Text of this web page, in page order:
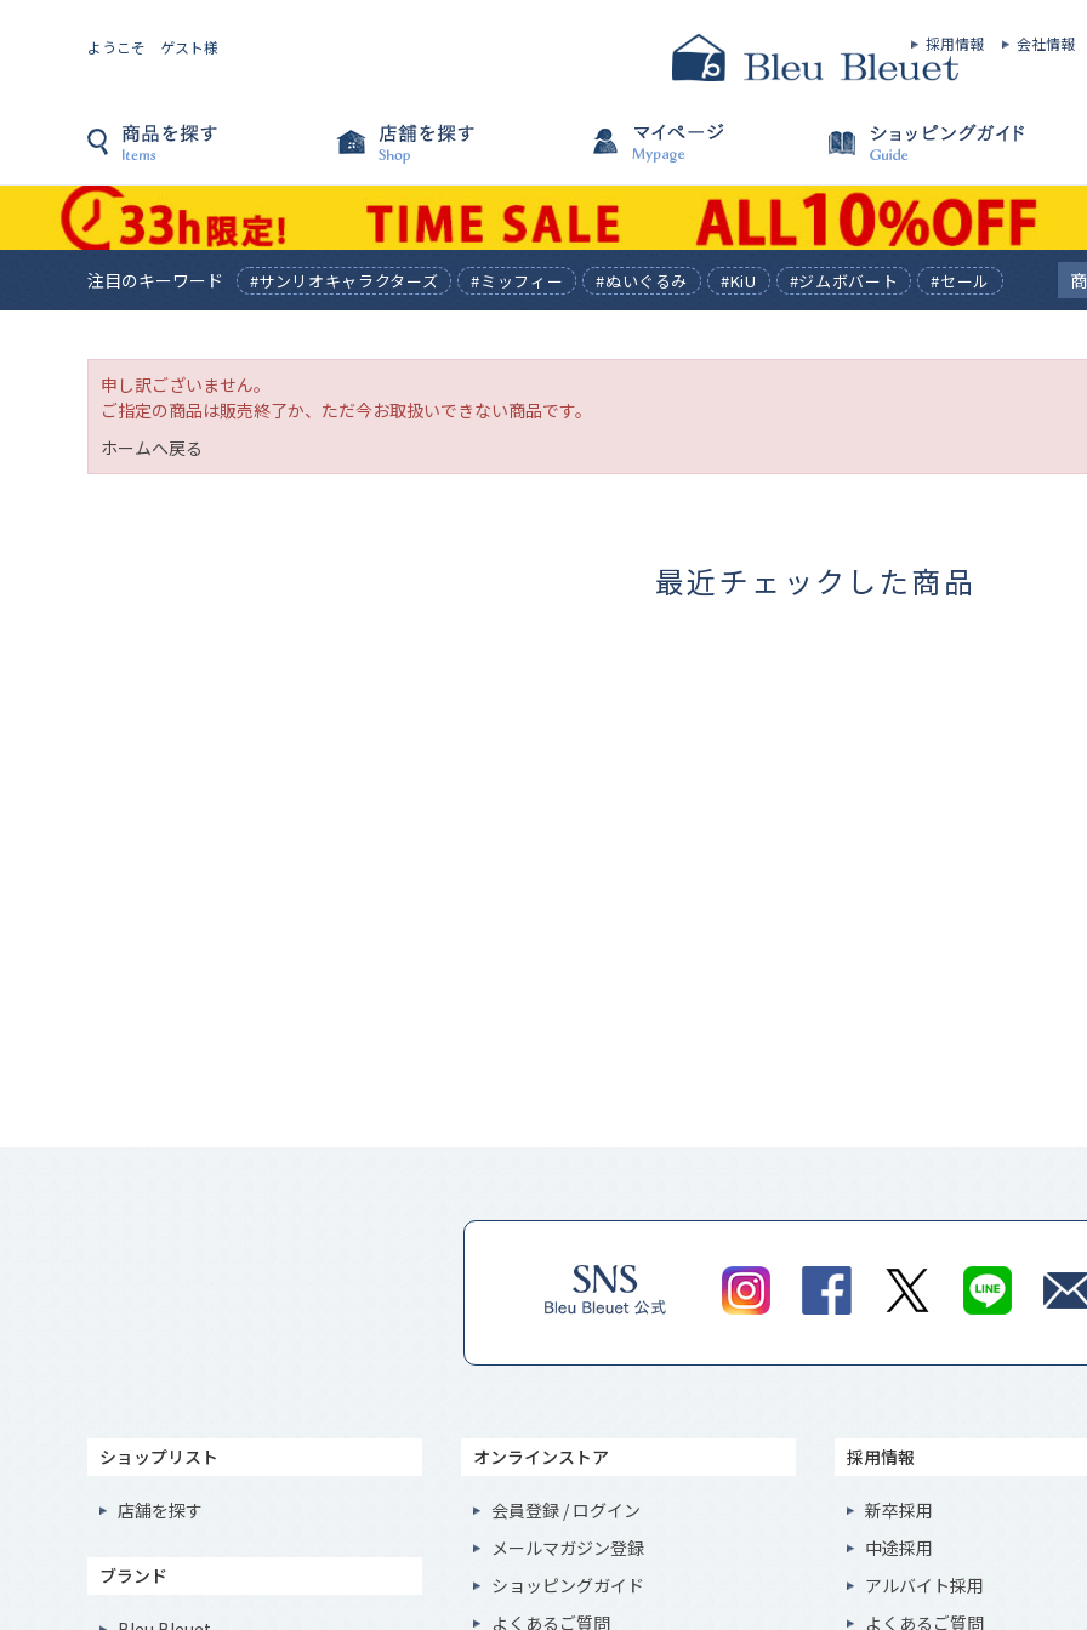
ようこそ ゲスト様 採用情報 会社情報
注目のキーワード #サンリオキャラクターズ #ミッフィー #ぬいぐるみ #KiU #ジムボバート #セール
申し訳ございません。
ご指定の商品は販売終了か、ただ今お取扱いできない商品です。
ホームへ戻る
最近チェックした商品
ショップリスト
店舗を探す
ブランド
オンラインストア
会員登録 / ログイン
メールマガジン登録
ショッピングガイド
よくあるご質問
採用情報
新卒採用
中途採用
アルバイト採用
よくあるご質問